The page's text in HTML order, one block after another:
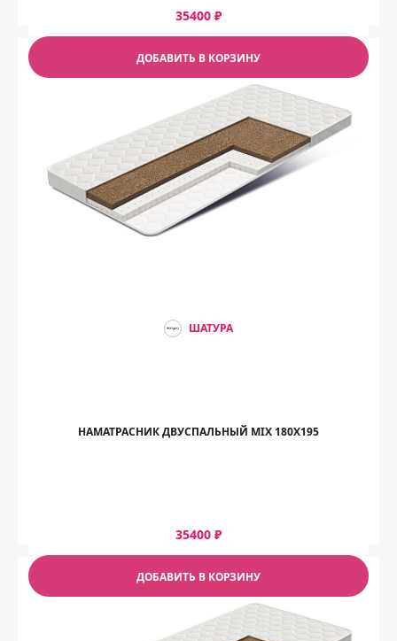
35400 ₽
ДОБАВИТЬ В КОРЗИНУ
ШАТУРА
НАМАТРАСНИК ДВУСПАЛЬНЫЙ MIX 180Х195
35400 ₽
ДОБАВИТЬ В КОРЗИНУ